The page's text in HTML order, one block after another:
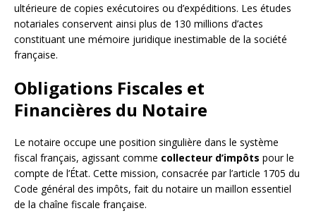
ultérieure de copies exécutoires ou d’expéditions. Les études
notariales conservent ainsi plus de 130 millions d’actes
constituant une mémoire juridique inestimable de la société
française.
Obligations Fiscales et
Financières du Notaire
Le notaire occupe une position singulière dans le système
fiscal français, agissant comme collecteur d’impôts pour le
compte de l’État. Cette mission, consacrée par l’article 1705 du
Code général des impôts, fait du notaire un maillon essentiel
de la chaîne fiscale française.